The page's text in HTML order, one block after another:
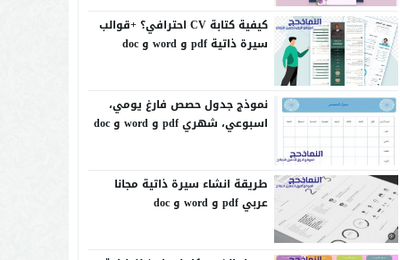
كيفية كتابة CV احترافي؟ +قوالب
سيرة ذاتية pdf و word و doc
نموذج جدول حصص فارغ يومي،
اسبوعي، شهري pdf و word و doc
طريقة انشاء سيرة ذاتية مجانا
عربي pdf و word و doc